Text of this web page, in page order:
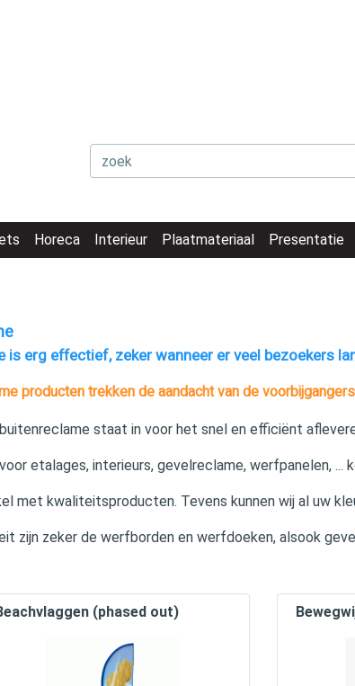
Horeca Interieur Plaatmateriaal Presentatie
is erg effectief, zeker wanneer er veel bezoekers
producten trekken de aandacht van de
staat in voor het snel en efficiënt
etalages, interieurs, gevelreclame, werfpanelen, ...
met kwaliteitsproducten. Tevens kunnen wij al uw
zijn zeker de werfborden en werfdoeken, alsook
(phased out)